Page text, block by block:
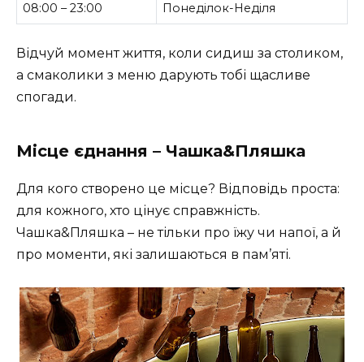
08:00 – 23:00 Понеділок-Неділя
Відчуй момент життя, коли сидиш за столиком,
а смаколики з меню дарують тобі щасливе
спогади.
Місце єднання – Чашка&Пляшка
Для кого створено це місце? Відповідь проста:
для кожного, хто цінує справжність.
Чашка&Пляшка – не тільки про їжу чи напої, а й
про моменти, які залишаються в пам’яті.